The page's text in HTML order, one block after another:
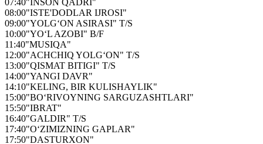
08:00"ISTE'DODLAR IJROSI"
09:00"YOLG‘ON ASIRASI" T/S
10:00"YO‘L AZOBI" B/F
11:40"MUSIQA"
12:00"ACHCHIQ YOLG‘ON" T/S
13:00"QISMAT BITIGI" T/S
14:00"YANGI DAVR"
14:10"KELING, BIR KULISHAYLIK"
15:00"BO‘RIVOYNING SARGUZASHTLARI"
15:50"IBRAT"
16:40"GALDIR" T/S
17:40"O‘ZIMIZNING GAPLAR"
17:50"DASTURXON"